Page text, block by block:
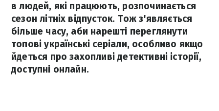
в людей, які працюють, розпочинається
сезон літніх відпусток. Тож з'являється
більше часу, аби нарешті переглянути
топові українські серіали, особливо якщо
йдеться про захопливі детективні історії,
доступні онлайн.